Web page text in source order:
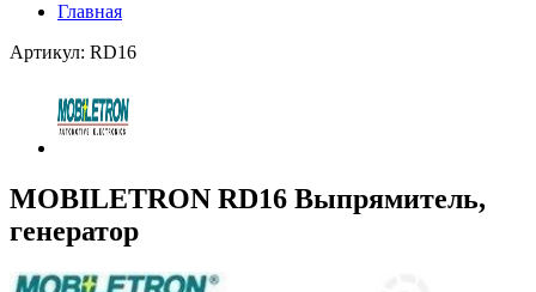
Главная
Артикул: RD16
MOBILETRON RD16 Выпрямитель,
генератор